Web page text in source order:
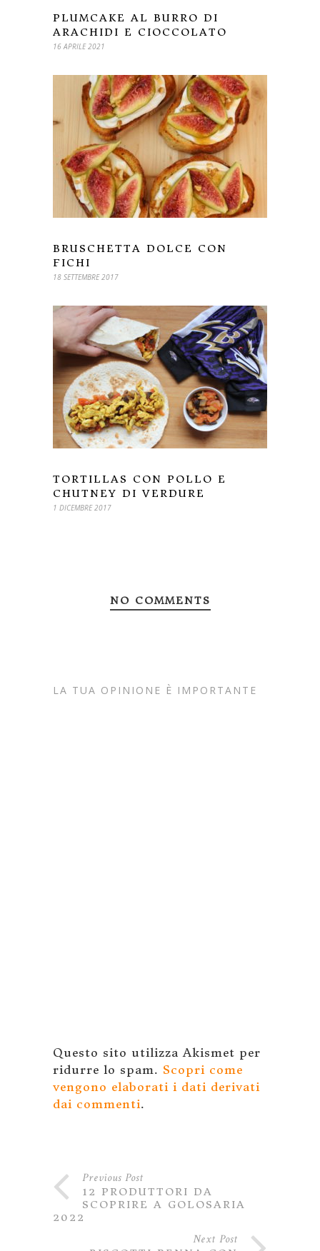
PLUMCAKE AL BURRO DI
ARACHIDI E CIOCCOLATO
16 APRILE 2021
BRUSCHETTA DOLCE CON
FICHI
18 SETTEMBRE 2017
TORTILLAS CON POLLO E
CHUTNEY DI VERDURE
1 DICEMBRE 2017
NO COMMENTS
LA TUA OPINIONE È IMPORTANTE
Questo sito utilizza Akismet per
ridurre lo spam. Scopri come
vengono elaborati i dati derivati
dai commenti.
Previous Post
12 PRODUTTORI DA
SCOPRIRE A GOLOSARIA
2022
Next Post